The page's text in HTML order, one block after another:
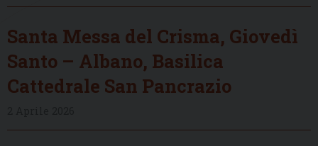
Santa Messa del Crisma, Giovedì
Santo – Albano, Basilica
Cattedrale San Pancrazio